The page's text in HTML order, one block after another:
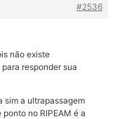
#2536
não existe
responder sua
sim a ultrapassagem
no RIPEAM é a